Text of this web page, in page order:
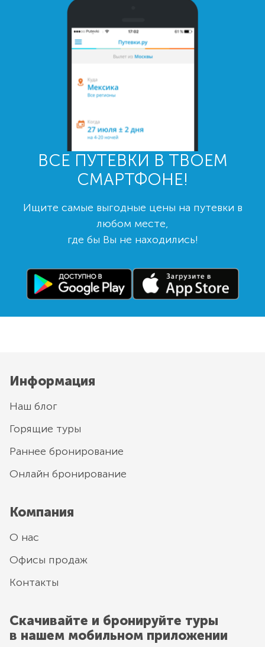
ВСЕ ПУТЕВКИ В ТВОЕМ
СМАРТФОНЕ!
Ищите самые выгодные цены на путевки в
любом месте,
где бы Вы не находились!
Информация
Наш блог
Горящие туры
Раннее бронирование
Онлайн бронирование
Компания
О нас
Офисы продаж
Контакты
Скачивайте и бронируйте туры
в нашем мобильном приложении